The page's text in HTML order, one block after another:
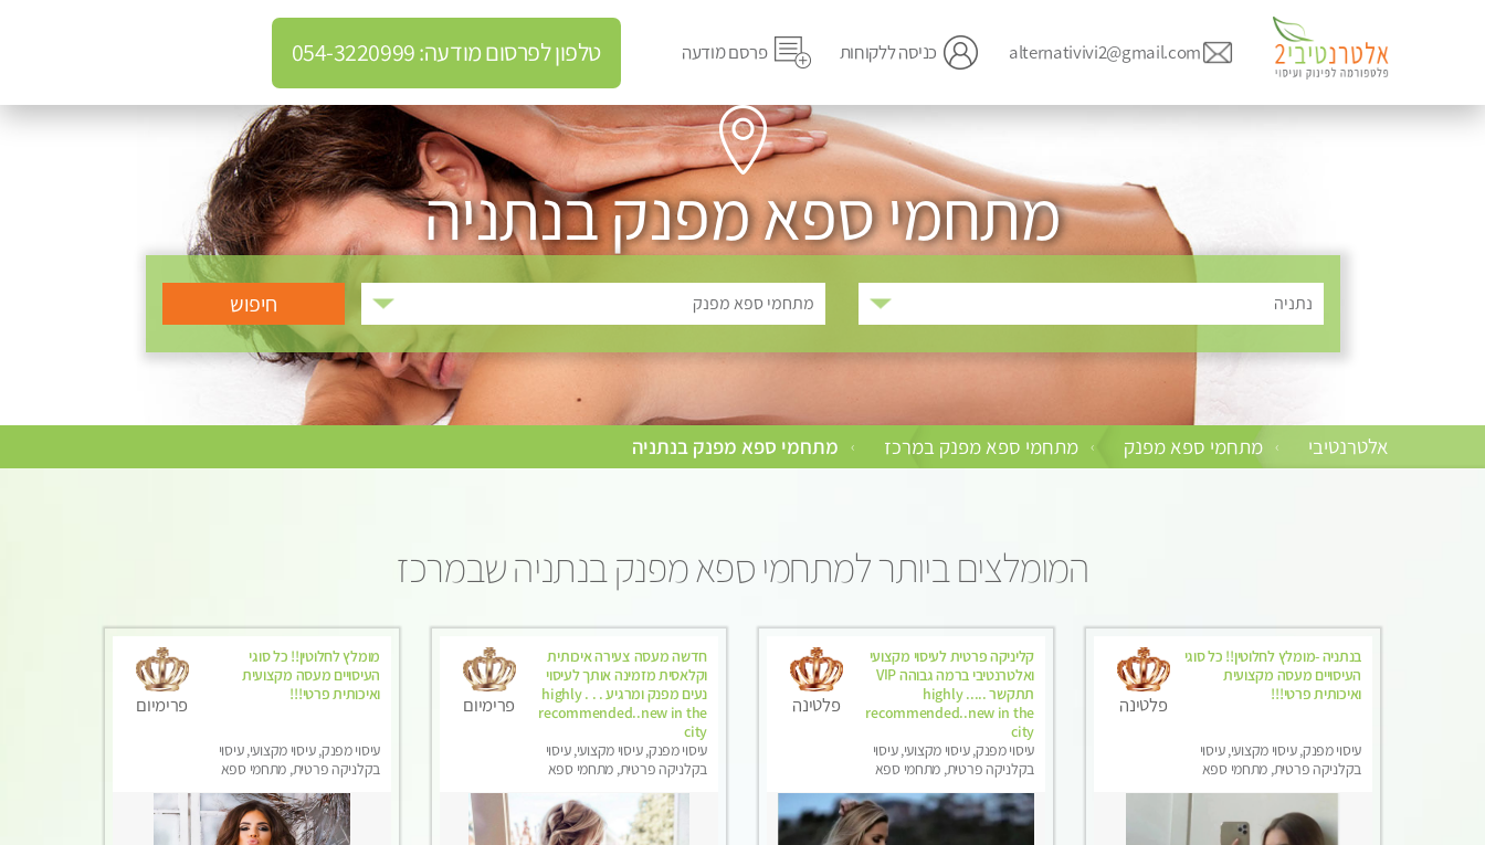
alternativivi2@gmail.com כניסה ללקוחות פרסם מודעה טלפון לפרסום מודעה: 054-3220999
מתחמי ספא מפנק בנתניה
נתניה מתחמי ספא מפנק
אלטרנטיבי › מתחמי ספא מפנק › מתחמי ספא מפנק במרכז › מתחמי ספא מפנק בנתניה
המומלצים ביותר למתחמי ספא מפנק בנתניה שבמרכז
בנתניה -מומלץ לחלוטין!! כל סוגי
העיסויים מעסה מקצועית
ואיכותית פרטי!!!
עיסוי מפנק, עיסוי מקצועי, עיסוי
בקלניקה פרטית, מתחמי ספא
פלטינה
קליניקה פרטית לעיסוי מקצועי
ואלטרנטיבי ברמה גבוהה VIP
תתקשר ..... highly
recommended..new in the
city
עיסוי מפנק, עיסוי מקצועי, עיסוי
בקלניקה פרטית, מתחמי ספא
טנטרה
פלטינה
חדשה מעסה צעירה איכותית
וקלאסית מזמינה אותך לעיסוי
נעים מפנק ומרגיע . . . highly
recommended..new in the
city
עיסוי מפנק, עיסוי מקצועי, עיסוי
בקלניקה פרטית, מתחמי ספא
פרימיום
מומלץ לחלוטין!! כל סוגי
העיסויים מעסה מקצועית
ואיכותית פרטי!!!
עיסוי מפנק, עיסוי מקצועי, עיסוי
בקלניקה פרטית, מתחמי ספא
פרימיום